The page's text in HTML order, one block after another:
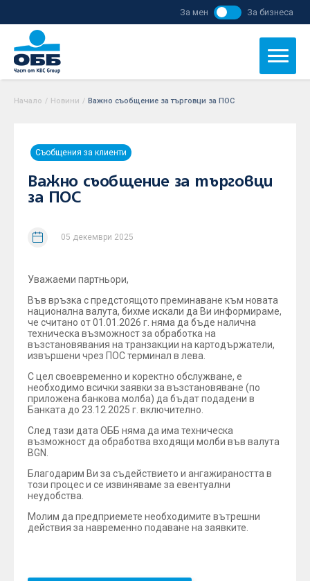
За мен За бизнеса
Начало / Новини / Важно съобщение за търговци за ПОС
Съобщения за клиенти
Важно съобщение за търговци
за ПОС
05 декември 2025
Уважаеми партньори,
Във връзка с предстоящото преминаване към новата
национална валута, бихме искали да Ви информираме,
че считано от 01.01.2026 г. няма да бъде налична
техническа възможност за обработка на
възстановявания на транзакции на картодържатели,
извършени чрез ПОС терминал в лева.
С цел своевременно и коректно обслужване, е
необходимо всички заявки за възстановяване (по
приложена банкова молба) да бъдат подадени в
Банката до 23.12.2025 г. включително.
След тази дата ОББ няма да има техническа
възможност да обработва входящи молби във валута
BGN.
Благодарим Ви за съдействието и ангажираността в
този процес и се извиняваме за евентуални
неудобства.
Молим да предприемете необходимите вътрешни
действия за навременно подаване на заявките.